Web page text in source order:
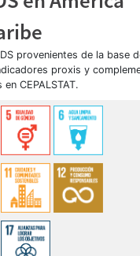
provenientes de la base
proxis y
CEPALSTAT.